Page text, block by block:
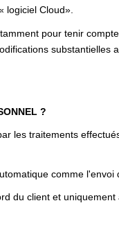
logiciel Cloud».
pour tenir
?
les traitements
comme
du client et